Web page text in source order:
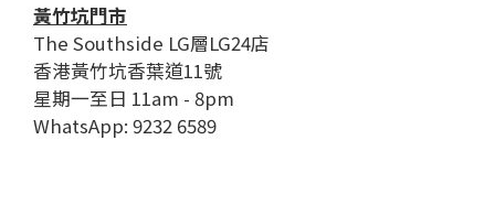
黃竹坑門市
The Southside LG層LG24店
香港黃竹坑香葉道11號
星期一至日 11am - 8pm
WhatsApp: 9232 6589